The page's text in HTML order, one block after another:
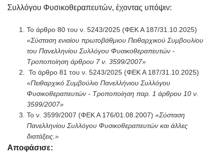
Συλλόγου Φυσικοθεραπευτών, έχοντας υπόψιν:
Το άρθρο 80 του ν. 5243/2025 (ΦΕΚ Α 187/31.10.2025)
«Σύσταση ενιαίου πρωτοβάθμιου Πειθαρχικού Συμβουλίου
του Πανελληνίου Συλλόγου Φυσικοθεραπευτών -
Τροποποίηση άρθρου 7 ν. 3599/2007»
Το άρθρο 81 του ν. 5243/2025 (ΦΕΚ Α 187/31.10.2025)
«Πειθαρχικό Συμβούλιο Πανελλήνιου Συλλόγου
Φυσικοθεραπευτών - Τροποποίηση παρ. 1 άρθρου 10 ν.
3599/2007»
Το ν. 3599/2007 (ΦΕΚ Α 176/01.08.2007) «Σύσταση
Πανελληνίου Συλλόγου Φυσικοθεραπευτών και άλλες
διατάξεις.»
Αποφάσισε: